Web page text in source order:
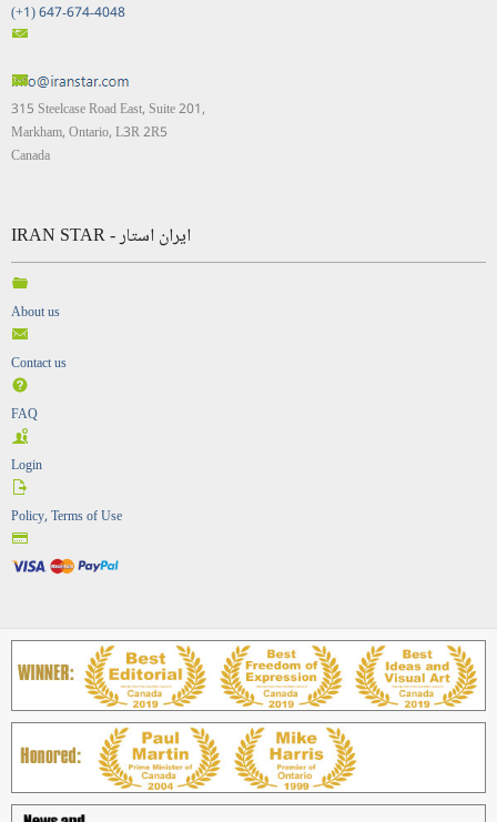
(+1) 647-674-4048
315 Steelcase Road East, Suite 201,
Markham, Ontario, L3R 2R5
Canada
IRAN STAR - ایران استار
About us
Contact us
FAQ
Login
Policy, Terms of Use